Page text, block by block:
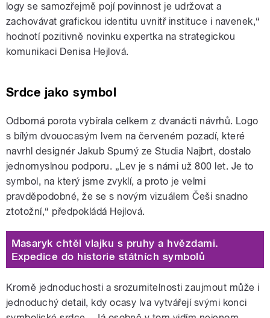
logy se samozřejmě pojí povinnost je udržovat a
zachovávat grafickou identitu uvnitř instituce i navenek,“
hodnotí pozitivně novinku expertka na strategickou
komunikaci Denisa Hejlová.
Srdce jako symbol
Odborná porota vybírala celkem z dvanácti návrhů. Logo
s bílým dvouocasým lvem na červeném pozadí, které
navrhldesignér Jakub Spurný ze Studia Najbrt, dostalo
jednomyslnou podporu. „Lev je s námi už 800 let. Je to
symbol, na který jsme zvyklí, a proto je velmi
pravděpodobné, že se s novým vizuálem Češi snadno
ztotožní,“ předpokládá Hejlová.
Masaryk chtěl vlajku s pruhy a hvězdami.
Expedice do historie státních symbolů
Kromě jednoduchosti a srozumitelnosti zaujmout může i
jednoduchý detail, kdy ocasy lva vytvářejí svými konci